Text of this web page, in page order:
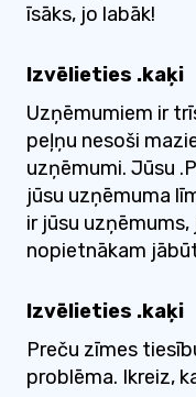
īsāks, jo labāk!
Izvēlieties .kaķi
Uzņēmumiem ir
peļņu nesoši
uzņēmumi. Jūsu
jūsu uzņēmuma
ir jūsu
nopietnākam
Izvēlieties .kaķi
Preču zīmes
problēma. Ikreiz,